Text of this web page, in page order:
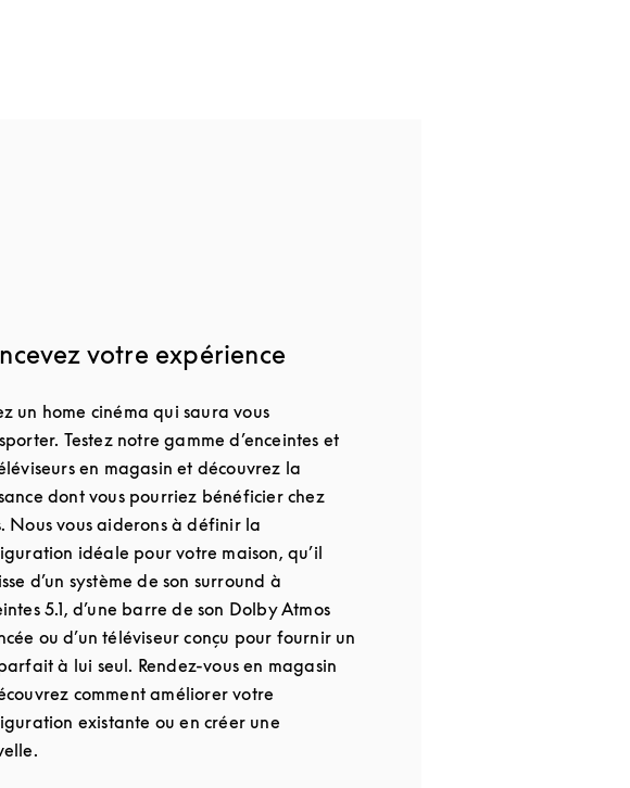
votre expérience
un home cinéma qui saura vous
Testez notre gamme d’enceintes et
en magasin et découvrez la
dont vous pourriez bénéficier chez
Nous vous aiderons à définir la
idéale pour votre maison, qu’il
d’un système de son surround à
5.1, d’une barre de son Dolby Atmos
ou d’un téléviseur conçu pour fournir un
à lui seul. Rendez-vous en magasin
comment améliorer votre
existante ou en créer une